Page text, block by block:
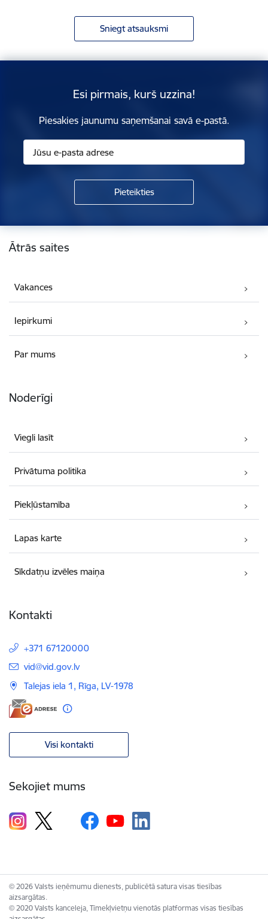
Sniegt atsauksmi
Esi pirmais, kurš uzzina!
Piesakies jaunumu saņemšanai savā e-pastā.
Kājene
Ātrās saites
Vakances
Iepirkumi
Par mums
Noderīgi
Viegli lasīt
Privātuma politika
Piekļūstamība
Lapas karte
Sīkdatņu izvēles maiņa
Kontakti
+371 67120000
E-pasts:
vid@vid.gov.lv
Talejas iela 1, Rīga, LV-1978
Visi kontakti
Sekojiet mums
© 2026 Valsts ieņēmumu dienests, publicētā satura visas tiesības
aizsargātas.
© 2020 Valsts kanceleja, Tīmekļvietņu vienotās platformas visas tiesības